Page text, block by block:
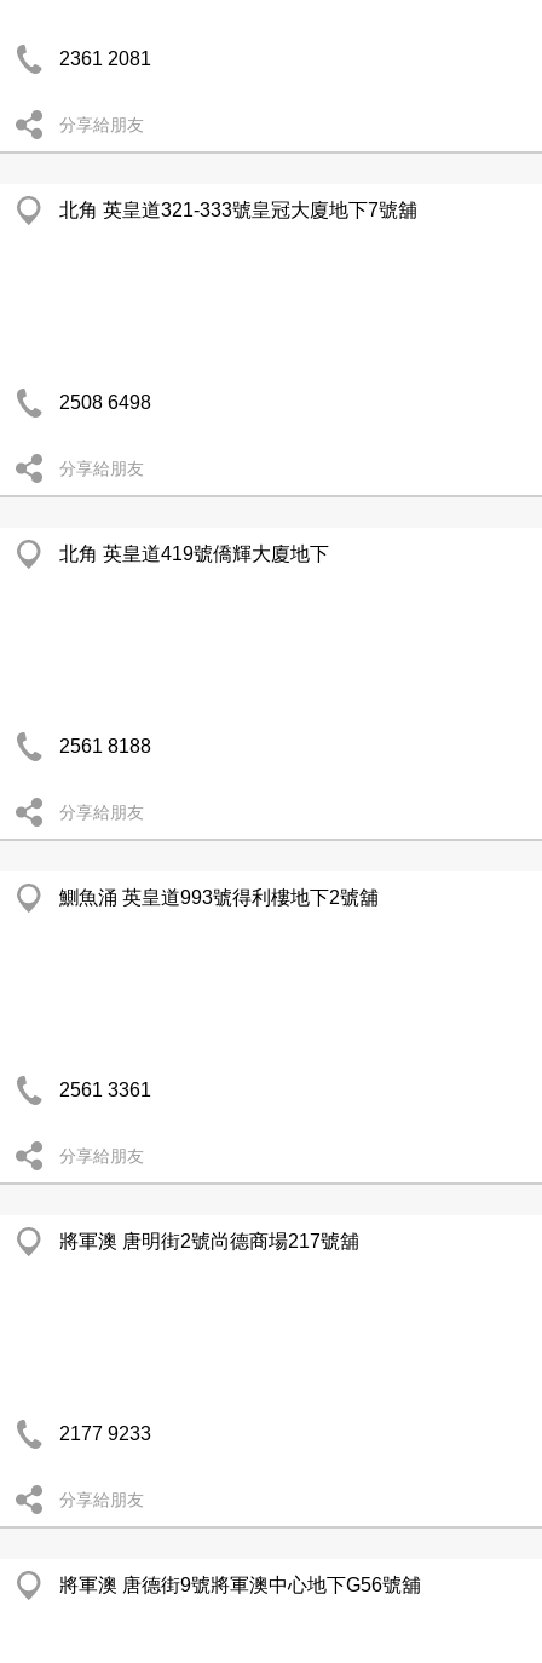
2361 2081
分享給朋友
北角 英皇道321-333號皇冠大廈地下7號舖
2508 6498
分享給朋友
北角 英皇道419號僑輝大廈地下
2561 8188
分享給朋友
鰂魚涌 英皇道993號得利樓地下2號舖
2561 3361
分享給朋友
將軍澳 唐明街2號尚德商場217號舖
2177 9233
分享給朋友
將軍澳 唐德街9號將軍澳中心地下G56號舖